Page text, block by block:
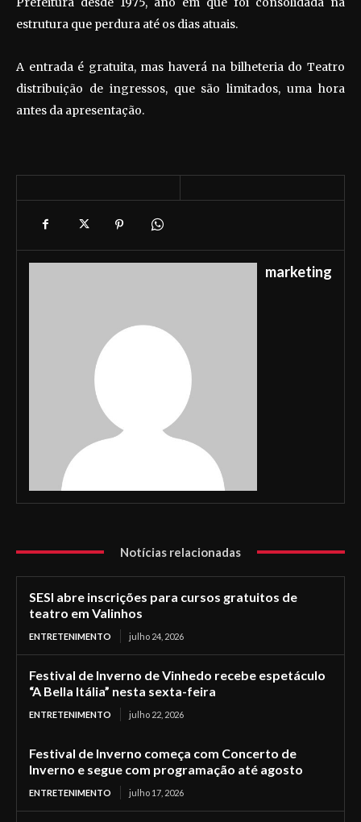
estrutura que perdura até os dias atuais.
A entrada é gratuita, mas haverá na bilheteria do Teatro
distribuição de ingressos, que são limitados, uma hora
antes da apresentação.
marketing
Notícias relacionadas
SESI abre inscrições para cursos gratuitos de
teatro em Valinhos
ENTRETENIMENTO julho 24, 2026
Festival de Inverno de Vinhedo recebe espetáculo
“A Bella Itália” nesta sexta-feira
ENTRETENIMENTO julho 22, 2026
Festival de Inverno começa com Concerto de
Inverno e segue com programação até agosto
ENTRETENIMENTO julho 17, 2026